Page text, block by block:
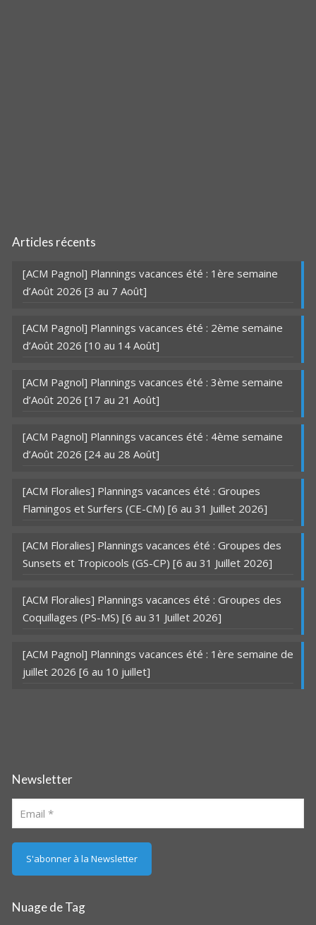
Articles récents
[ACM Pagnol] Plannings vacances été : 1ère semaine
d’Août 2026 [3 au 7 Août]
[ACM Pagnol] Plannings vacances été : 2ème semaine
d’Août 2026 [10 au 14 Août]
[ACM Pagnol] Plannings vacances été : 3ème semaine
d’Août 2026 [17 au 21 Août]
[ACM Pagnol] Plannings vacances été : 4ème semaine
d’Août 2026 [24 au 28 Août]
[ACM Floralies] Plannings vacances été : Groupes
Flamingos et Surfers (CE-CM) [6 au 31 Juillet 2026]
[ACM Floralies] Plannings vacances été : Groupes des
Sunsets et Tropicools (GS-CP) [6 au 31 Juillet 2026]
[ACM Floralies] Plannings vacances été : Groupes des
Coquillages (PS-MS) [6 au 31 Juillet 2026]
[ACM Pagnol] Plannings vacances été : 1ère semaine de
juillet 2026 [6 au 10 juillet]
Newsletter
Nuage de Tag